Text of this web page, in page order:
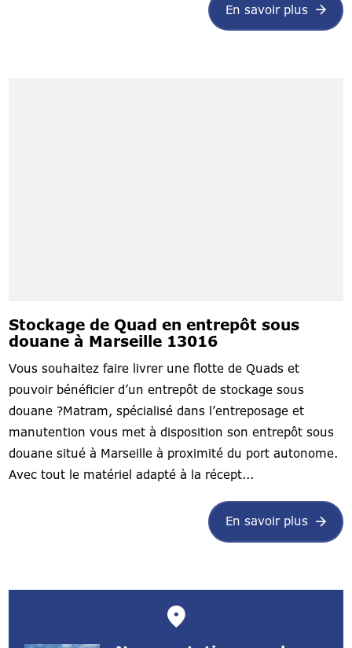
En savoir plus
Stockage de Quad en entrepôt sous
douane à Marseille 13016
Vous souhaitez faire livrer une flotte de Quads et
pouvoir bénéficier d’un entrepôt de stockage sous
douane ?Matram, spécialisé dans l’entreposage et
manutention vous met à disposition son entrepôt sous
douane situé à Marseille à proximité du port autonome.
Avec tout le matériel adapté à la récept...
En savoir plus